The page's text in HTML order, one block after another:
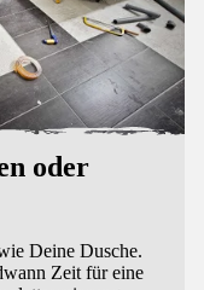
oder
Deine Dusche.
Zeit für eine